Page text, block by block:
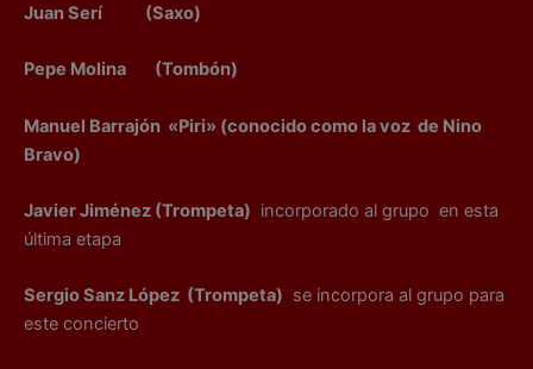
Juan Serí (Saxo)
Pepe Molina (Tombón)
Manuel Barrajón «Piri» (conocido como la voz de Nino
Bravo)
Javier Jiménez (Trompeta) incorporado al grupo en esta
última etapa
Sergio Sanz López (Trompeta) se incorpora al grupo para
este concierto